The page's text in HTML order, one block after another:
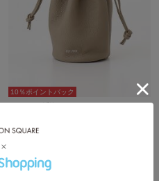
10％ポイントバック
LEZALI(レザリ）